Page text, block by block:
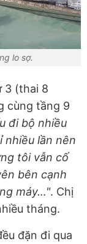
lo sợ.
3 (thai 8
cùng tầng 9
đi bộ nhiều
nhiều lần nên
tôi vẫn cố
bên cạnh
máy…". Chị
tháng.
đặn đi qua